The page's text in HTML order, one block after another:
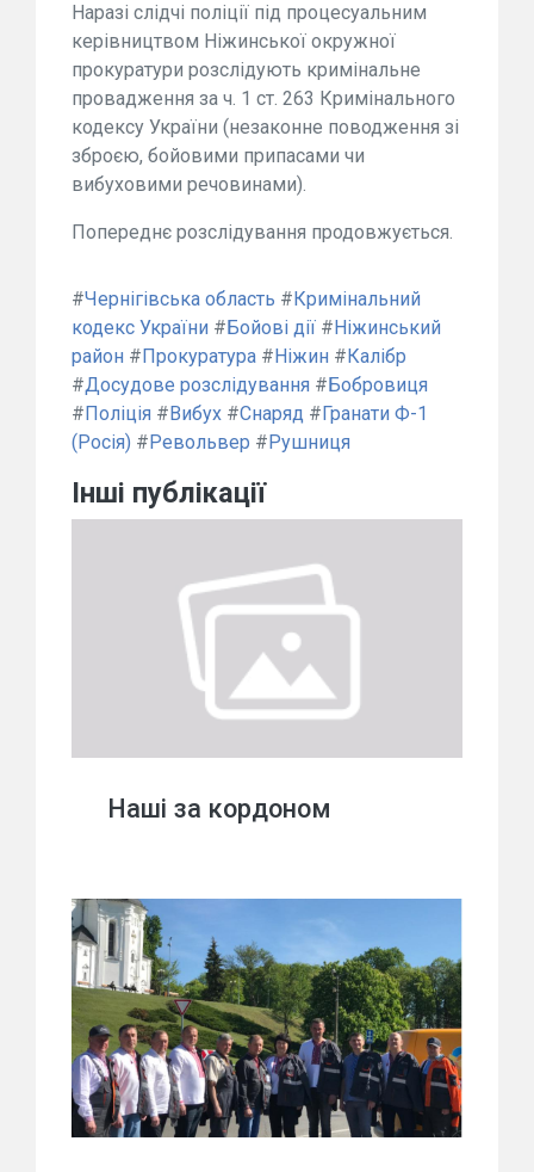
Наразі слідчі поліції під процесуальним
керівництвом Ніжинської окружної
прокуратури розслідують кримінальне
провадження за ч. 1 ст. 263 Кримінального
кодексу України (незаконне поводження зі
зброєю, бойовими припасами чи
вибуховими речовинами).
Попереднє розслідування продовжується.
#Чернігівська область # Кримінальний
кодекс України # Бойові дії # Ніжинський
район # Прокуратура # Ніжин # Калібр
#Досудове розслідування # Бобровиця
# Поліція # Вибух #Снаряд # Гранати Ф-1
(Росія) # Револьвер # Рушниця
Інші публікації
Наші за кордоном